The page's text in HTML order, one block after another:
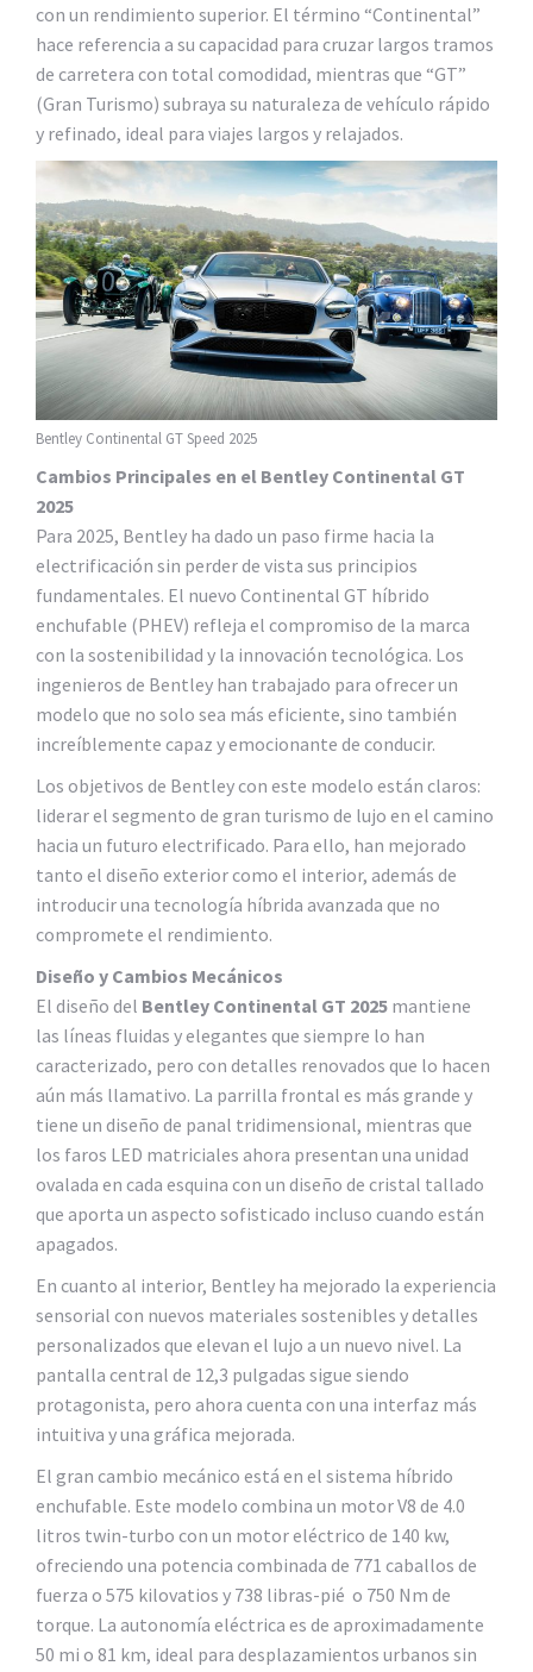
con un rendimiento superior. El término “Continental”
hace referencia a su capacidad para cruzar largos tramos
de carretera con total comodidad, mientras que “GT”
(Gran Turismo) subraya su naturaleza de vehículo rápido
y refinado, ideal para viajes largos y relajados.
Bentley Continental GT Speed 2025
Cambios Principales en el Bentley Continental GT
2025
Para 2025, Bentley ha dado un paso firme hacia la
electrificación sin perder de vista sus principios
fundamentales. El nuevo Continental GT híbrido
enchufable (PHEV) refleja el compromiso de la marca
con la sostenibilidad y la innovación tecnológica. Los
ingenieros de Bentley han trabajado para ofrecer un
modelo que no solo sea más eficiente, sino también
increíblemente capaz y emocionante de conducir.
Los objetivos de Bentley con este modelo están claros:
liderar el segmento de gran turismo de lujo en el camino
hacia un futuro electrificado. Para ello, han mejorado
tanto el diseño exterior como el interior, además de
introducir una tecnología híbrida avanzada que no
compromete el rendimiento.
Diseño y Cambios Mecánicos
El diseño del Bentley Continental GT 2025 mantiene
las líneas fluidas y elegantes que siempre lo han
caracterizado, pero con detalles renovados que lo hacen
aún más llamativo. La parrilla frontal es más grande y
tiene un diseño de panal tridimensional, mientras que
los faros LED matriciales ahora presentan una unidad
ovalada en cada esquina con un diseño de cristal tallado
que aporta un aspecto sofisticado incluso cuando están
apagados.
En cuanto al interior, Bentley ha mejorado la experiencia
sensorial con nuevos materiales sostenibles y detalles
personalizados que elevan el lujo a un nuevo nivel. La
pantalla central de 12,3 pulgadas sigue siendo
protagonista, pero ahora cuenta con una interfaz más
intuitiva y una gráfica mejorada.
El gran cambio mecánico está en el sistema híbrido
enchufable. Este modelo combina un motor V8 de 4.0
litros twin-turbo con un motor eléctrico de 140 kw,
ofreciendo una potencia combinada de 771 caballos de
fuerza o 575 kilovatios y 738 libras-pié o 750 Nm de
torque. La autonomía eléctrica es de aproximadamente
50 mi o 81 km, ideal para desplazamientos urbanos sin